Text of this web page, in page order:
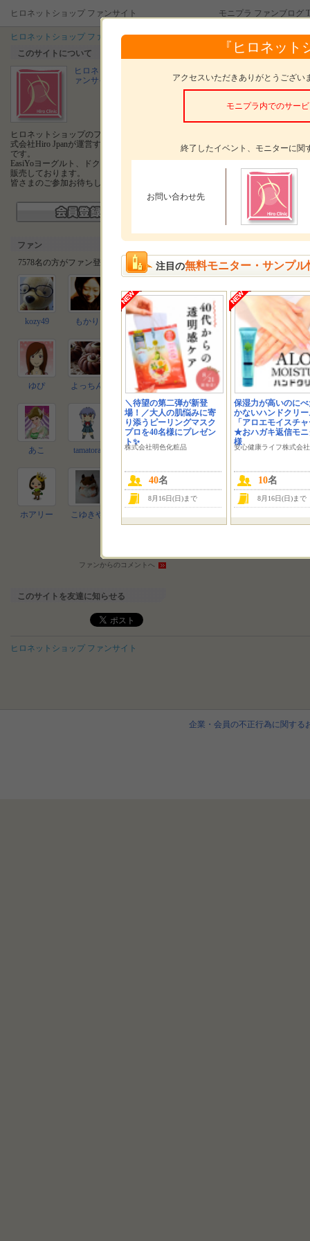
ヒロネットショップ ファンサイト モニプラ ファンブログ
ヒロネットショップ ファンサイト
『ヒロネッ
アクセスいただきありがとうござい
モニプラ内でのサー
終了したイベント、モニターに関
お問い合わせ先
注目の無料モニター・サンプル
＼待望の第二弾が新登
場！／大人の肌悩みに寄
り添うピーリングマスク
プロを40名様にプレゼン
ト✨
株式会社明色化粧品
40名
8月16日(日)まで
保湿力が高いのに
かないハンドクリ
「アロエモイスチ
★おハガキ返信モニ
様
安心健康ライフ株式会社
10名
8月16日(日)まで
コミュニケーションボード
全て トピック
更新情報がありません。
このサイトについて
ヒロネットショップ フ
ァンサイト
ヒロネットショップのファンサイトは株
式会社Hiro Jpanが運営するファンサイト
です。
EasiYoヨーグルト、ドクターズコスメを
販売しております。
皆さまのご参加お待ちしております。
ファン
7578名の方がファン登録しています。
kozy49 もかり Buon fortuna
ゆぴ よっちん 雪うさぎ
あこ tamatora んにゃん
ホアリー こゆきや
ファンからのコメントへ
このサイトを友達に知らせる
ヒロネットショップ ファンサイト
企業・会員の不正行為に関する